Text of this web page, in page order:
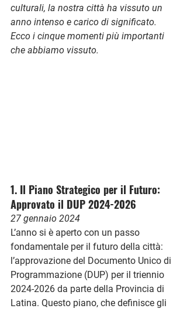
culturali, la nostra città ha vissuto un
anno intenso e carico di significato.
Ecco i cinque momenti più importanti
che abbiamo vissuto.
1. Il Piano Strategico per il Futuro:
Approvato il DUP 2024-2026
27 gennaio 2024
L’anno si è aperto con un passo
fondamentale per il futuro della città:
l’approvazione del Documento Unico di
Programmazione (DUP) per il triennio
2024-2026 da parte della Provincia di
Latina. Questo piano, che definisce gli